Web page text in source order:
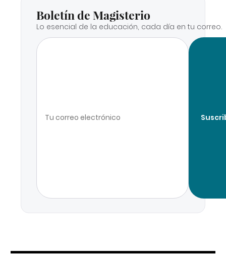
Boletín de Magisterio
Lo esencial de la educación, cada día en tu correo.